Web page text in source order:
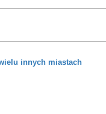
innych miastach